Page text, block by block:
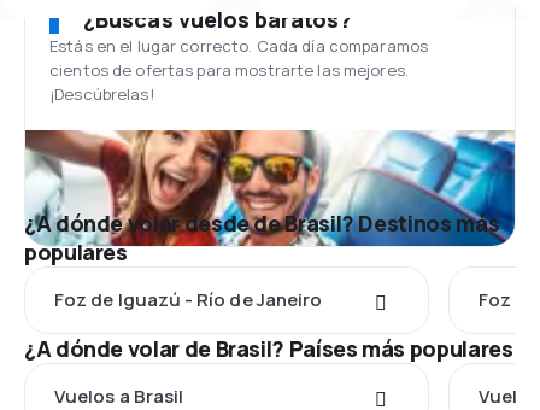
¿Buscas vuelos baratos?
Estás en el lugar correcto. Cada día comparamos
cientos de ofertas para mostrarte las mejores.
¡Descúbrelas!
¿A dónde volar desde de Brasil? Destinos más
populares
Foz de Iguazú - Río de Janeiro Foz
¿A dónde volar de Brasil? Países más populares
Vuelos a Brasil